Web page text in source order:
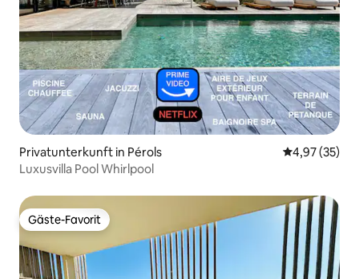
Privatunterkunft in Pérols
4,97 (35)
Luxusvilla Pool Whirlpool
Gäste-Favorit
Gäste-Favorit